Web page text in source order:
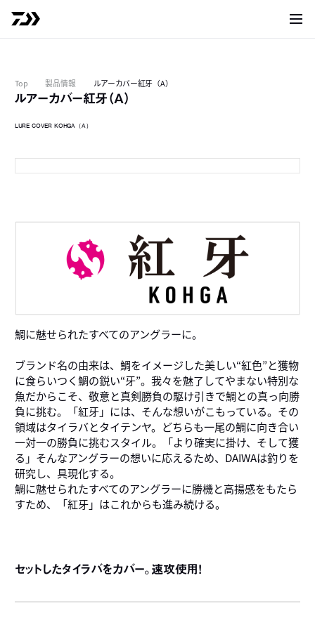
サイ
Top 製品情報 ルアーカバー紅牙（A）
ルアーカバー紅牙（A）
LURE COVER KOHGA（A）
鯛に魅せられたすべてのアングラーに。
ブランド名の由来は、鯛をイメージした美しい“紅色”と獲物
に食らいつく鯛の鋭い“牙”。我々を魅了してやまない特別な
魚だからこそ、敬意と真剣勝負の駆け引きで鯛との真っ向勝
負に挑む。「紅牙」には、そんな想いがこもっている。その
領域はタイラバとタイテンヤ。どちらも一尾の鯛に向き合い
一対一の勝負に挑むスタイル。「より確実に掛け、そして獲
る」そんなアングラーの想いに応えるため、DAIWAは釣りを
研究し、具現化する。
鯛に魅せられたすべてのアングラーに勝機と高揚感をもたら
すため、「紅牙」はこれからも進み続ける。
セットしたタイラバをカバー。速攻使用！